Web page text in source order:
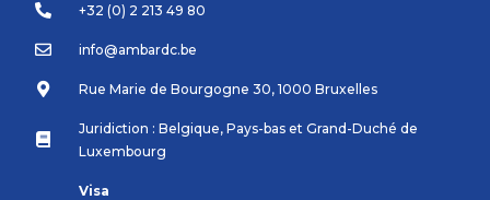
+32 (0) 2 213 49 80
info@ambardc.be
Rue Marie de Bourgogne 30, 1000 Bruxelles
Juridiction : Belgique, Pays-bas et Grand-Duché de
Luxembourg
Visa